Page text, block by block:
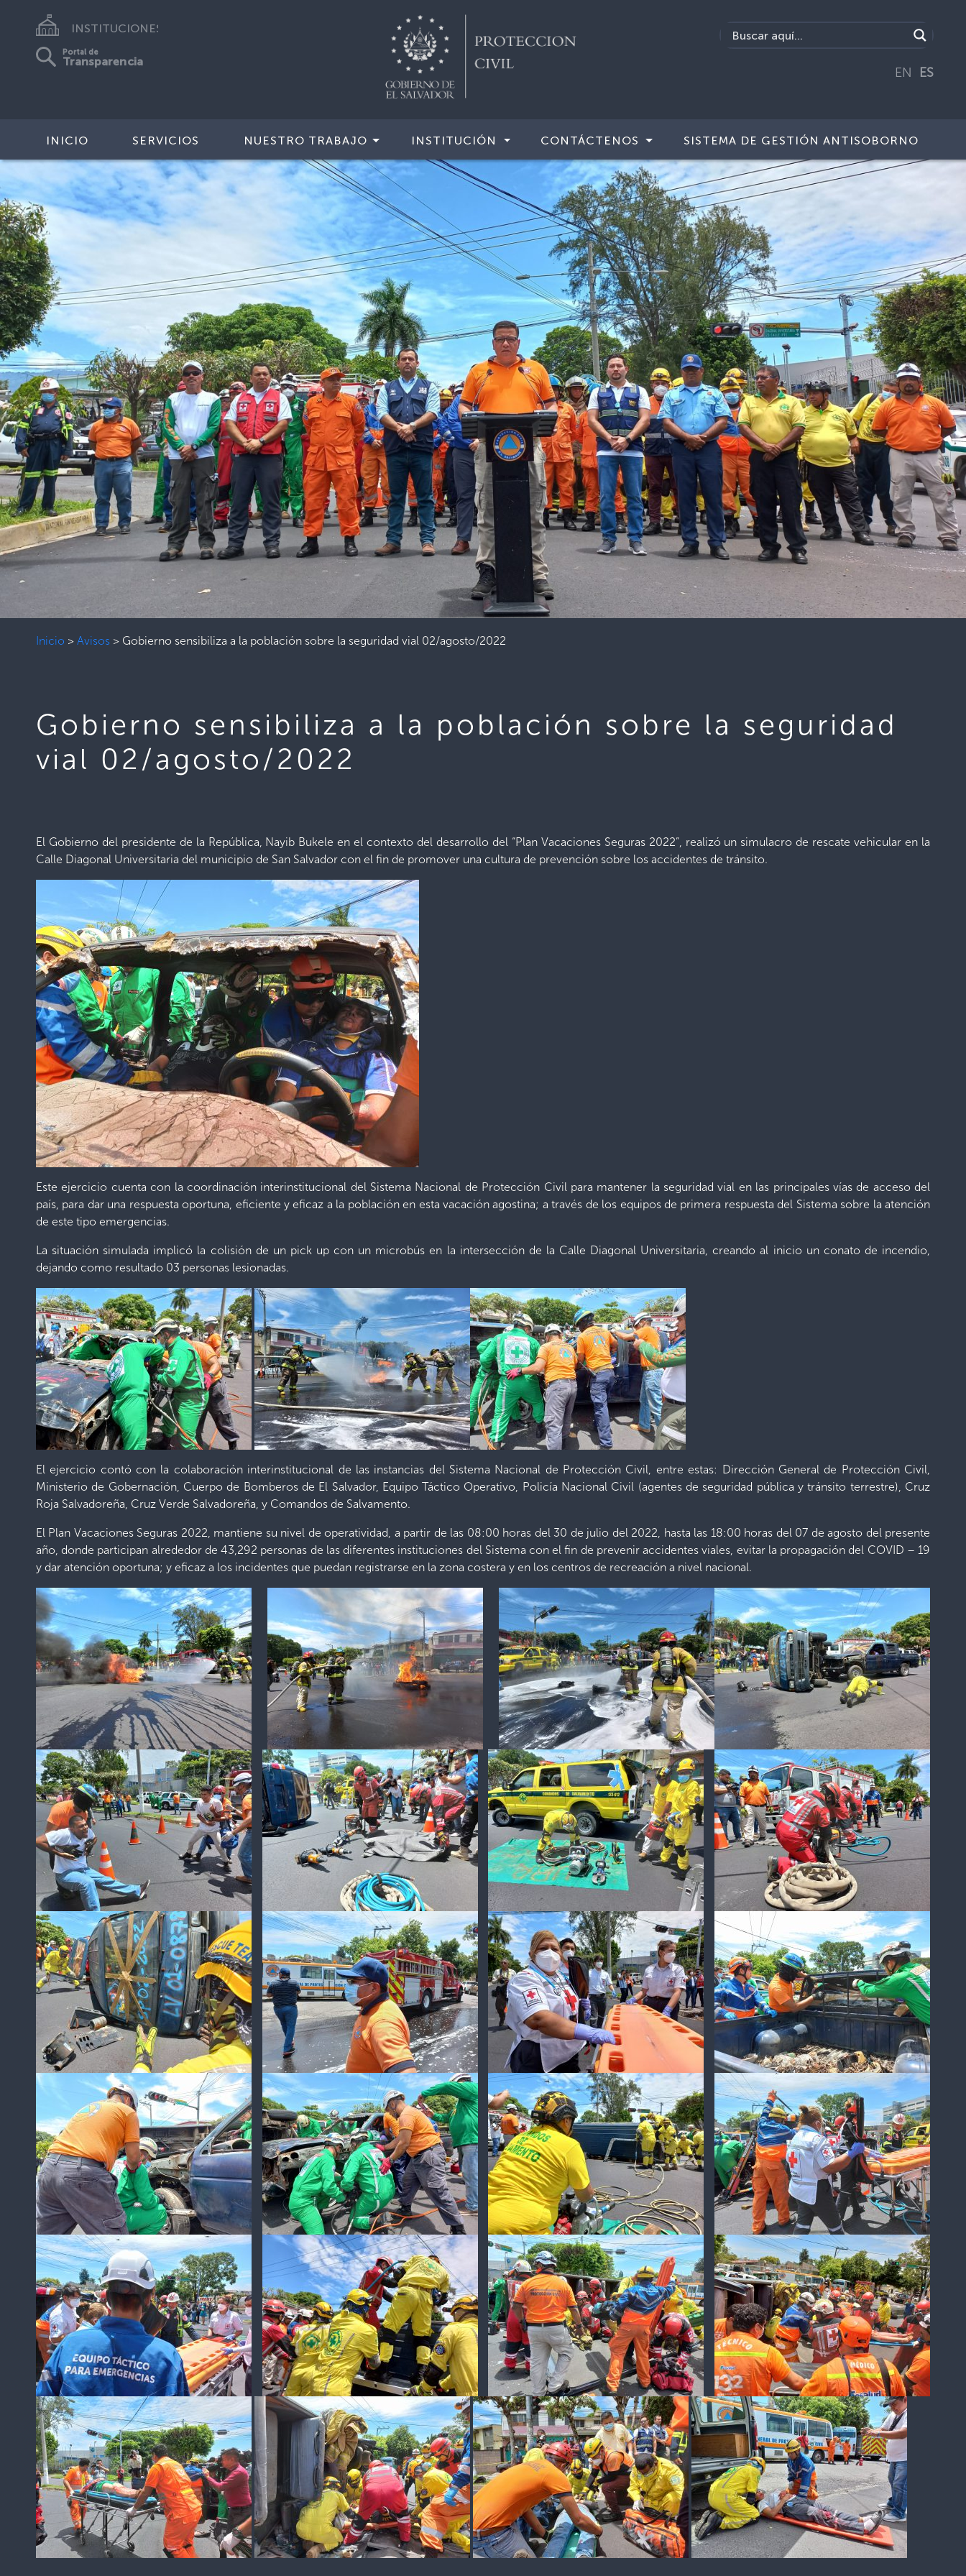
INSTITUCIONES
Portal de
Transparencia
EN ES
INICIO SERVICIOS NUESTRO TRABAJO INSTITUCIÓN CONTÁCTENOS SISTEMA DE GESTIÓN ANTISOBORNO
Inicio > Avisos > Gobierno sensibiliza a la población sobre la seguridad vial 02/agosto/2022
Gobierno sensibiliza a la población sobre la seguridad
vial 02/agosto/2022
El Gobierno del presidente de la República, Nayib Bukele en el contexto del desarrollo del “Plan Vacaciones Seguras 2022”, realizó un simulacro de rescate vehicular en la
Calle Diagonal Universitaria del municipio de San Salvador con el fin de promover una cultura de prevención sobre los accidentes de tránsito.
Este ejercicio cuenta con la coordinación interinstitucional del Sistema Nacional de Protección Civil para mantener la seguridad vial en las principales vías de acceso del
país, para dar una respuesta oportuna, eficiente y eficaz a la población en esta vacación agostina; a través de los equipos de primera respuesta del Sistema sobre la atención
de este tipo emergencias.
La situación simulada implicó la colisión de un pick up con un microbús en la intersección de la Calle Diagonal Universitaria, creando al inicio un conato de incendio,
dejando como resultado 03 personas lesionadas.
El ejercicio contó con la colaboración interinstitucional de las instancias del Sistema Nacional de Protección Civil, entre estas: Dirección General de Protección Civil,
Ministerio de Gobernación, Cuerpo de Bomberos de El Salvador, Equipo Táctico Operativo, Policía Nacional Civil (agentes de seguridad pública y tránsito terrestre), Cruz
Roja Salvadoreña, Cruz Verde Salvadoreña, y Comandos de Salvamento.
El Plan Vacaciones Seguras 2022, mantiene su nivel de operatividad, a partir de las 08:00 horas del 30 de julio del 2022, hasta las 18:00 horas del 07 de agosto del presente
año, donde participan alrededor de 43,292 personas de las diferentes instituciones del Sistema con el fin de prevenir accidentes viales, evitar la propagación del COVID – 19
y dar atención oportuna; y eficaz a los incidentes que puedan registrarse en la zona costera y en los centros de recreación a nivel nacional.